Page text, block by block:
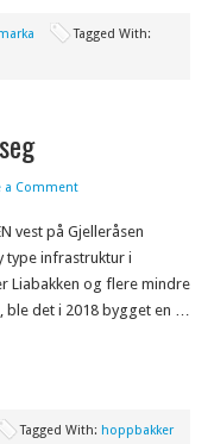
Tagged With:
a Comment
vest på Gjelleråsen
type infrastruktur i
Liabakken og flere mindre
ble det i 2018 bygget en …
Tagged With: hoppbakker